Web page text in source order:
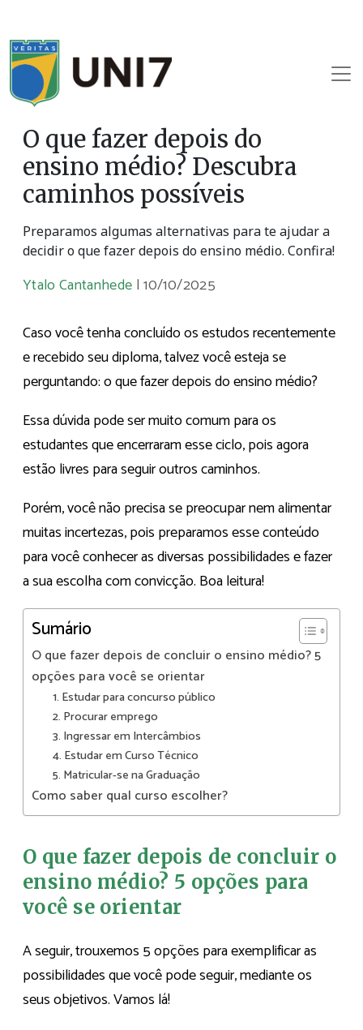
O que fazer depois do
ensino médio? Descubra
caminhos possíveis
Preparamos algumas alternativas para te ajudar a
decidir o que fazer depois do ensino médio. Confira!
Ytalo Cantanhede |10/10/2025
Caso você tenha concluído os estudos recentemente
e recebido seu diploma, talvez você esteja se
perguntando: o que fazer depois do ensino médio?
Essa dúvida pode ser muito comum para os
estudantes que encerraram esse ciclo, pois agora
estão livres para seguir outros caminhos.
Porém, você não precisa se preocupar nem alimentar
muitas incertezas, pois preparamos esse conteúdo
para você conhecer as diversas possibilidades e fazer
a sua escolha com convicção. Boa leitura!
Sumário
O que fazer depois de concluir o ensino médio? 5
opções para você se orientar
1. Estudar para concurso público
2. Procurar emprego
3. Ingressar em Intercâmbios
4. Estudar em Curso Técnico
5. Matricular-se na Graduação
Como saber qual curso escolher?
O que fazer depois de concluir o
ensino médio? 5 opções para
você se orientar
A seguir, trouxemos 5 opções para exemplificar as
possibilidades que você pode seguir, mediante os
seus objetivos. Vamos lá!